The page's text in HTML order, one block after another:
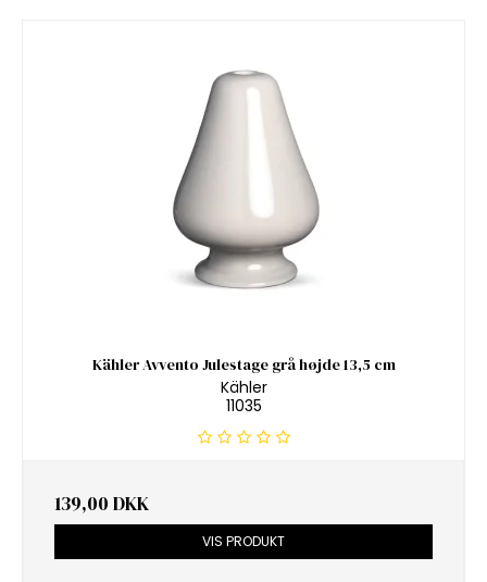
Kähler Avvento Julestage grå højde 13,5 cm
Kähler
11035
139,00 DKK
VIS PRODUKT